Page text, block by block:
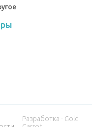
Разработка - Gold